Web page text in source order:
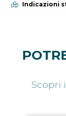
Indicazioni
Scopri